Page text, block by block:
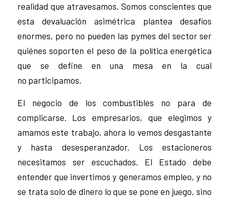
realidad que atravesamos. Somos conscientes que
esta devaluación asimétrica plantea desafíos
enormes, pero no pueden las pymes del sector ser
quiénes soporten el peso de la política energética
que se define en una mesa en la cual
no participamos.
El negocio de los combustibles no para de
complicarse. Los empresarios, que elegimos y
amamos este trabajo, ahora lo vemos desgastante
y hasta desesperanzador. Los estacioneros
necesitamos ser escuchados. El Estado debe
entender que invertimos y generamos empleo, y no
se trata solo de dinero lo que se pone en juego, sino